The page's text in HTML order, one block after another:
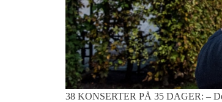
38 KONSERTER PÅ 35 DAGER: –